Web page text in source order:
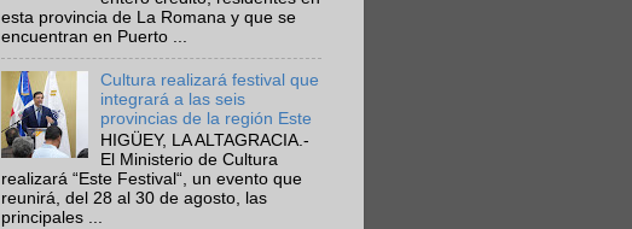
esta provincia de La Romana y que se
encuentran en Puerto ...
Cultura realizará festival que
integrará a las seis
provincias de la región Este
HIGÜEY, LA ALTAGRACIA.-
El Ministerio de Cultura
realizará “Este Festival“, un evento que
reunirá, del 28 al 30 de agosto, las
principales ...